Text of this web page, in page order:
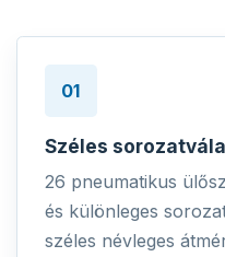
01
Széles
26 pneumatikus
és különleges
széles névleges